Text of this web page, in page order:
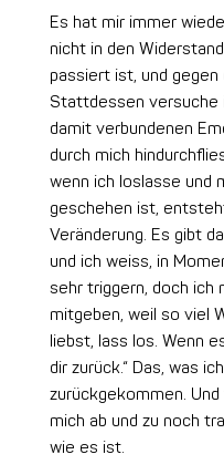
Es hat mir immer
nicht in den
passiert ist, und
Stattdessen versuche
damit verbundenen
durch mich
wenn ich loslasse und
geschehen ist,
Veränderung. Es gibt
und ich weiss, in
sehr triggern, doch
mitgeben, weil so viel
liebst, lass los. Wenn
dir zurück.“ Das, was
zurückgekommen.
mich ab und zu noch
wie es ist.